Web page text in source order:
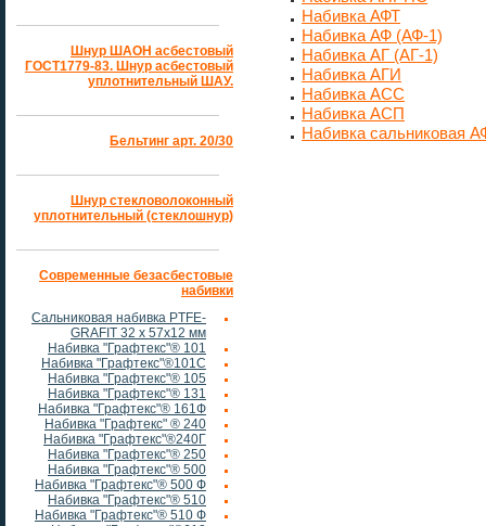
Шнур ШАОН асбестовый
ГОСТ1779-83. Шнур асбестовый
уплотнительный ШАУ.
Бельтинг арт. 20/30
Шнур стекловолоконный
уплотнительный (стеклошнур)
Современные безасбестовые
набивки
Сальниковая набивка PTFE-
GRAFIT 32 х 57х12 мм
Набивка "Графтекс"® 101
Набивка "Графтекс"®101С
Набивка "Графтекс"® 105
Набивка "Графтекс"® 131
Набивка "Графтекс"® 161Ф
Набивка "Графтекс" ® 240
Набивка "Графтекс"®240Г
Набивка "Графтекс"® 250
Набивка "Графтекс"® 500
Набивка "Графтекс"® 500 Ф
Набивка "Графтекс"® 510
Набивка "Графтекс"® 510 Ф
Набивка АФТ
Набивка АФ (АФ-1)
Набивка АГ (АГ-1)
Набивка АГИ
Набивка АСС
Набивка АСП
Набивка сальниковая